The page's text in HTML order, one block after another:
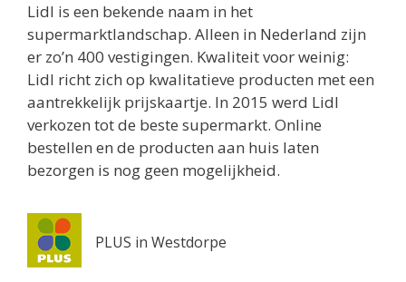
Lidl is een bekende naam in het
supermarktlandschap. Alleen in Nederland zijn
er zo’n 400 vestigingen. Kwaliteit voor weinig:
Lidl richt zich op kwalitatieve producten met een
aantrekkelijk prijskaartje. In 2015 werd Lidl
verkozen tot de beste supermarkt. Online
bestellen en de producten aan huis laten
bezorgen is nog geen mogelijkheid.
PLUS in Westdorpe